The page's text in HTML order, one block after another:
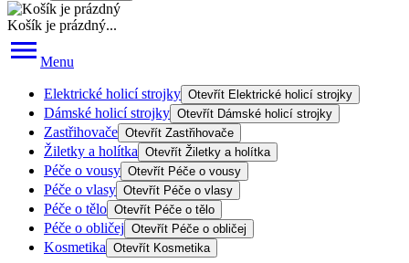
Košík je prázdný...
Menu
Elektrické holicí strojky Otevřít Elektrické holicí strojky
Dámské holicí strojky Otevřít Dámské holicí strojky
Zastřihovače Otevřít Zastřihovače
Žiletky a holítka Otevřít Žiletky a holítka
Péče o vousy Otevřít Péče o vousy
Péče o vlasy Otevřít Péče o vlasy
Péče o tělo Otevřít Péče o tělo
Péče o obličej Otevřít Péče o obličej
Kosmetika Otevřít Kosmetika